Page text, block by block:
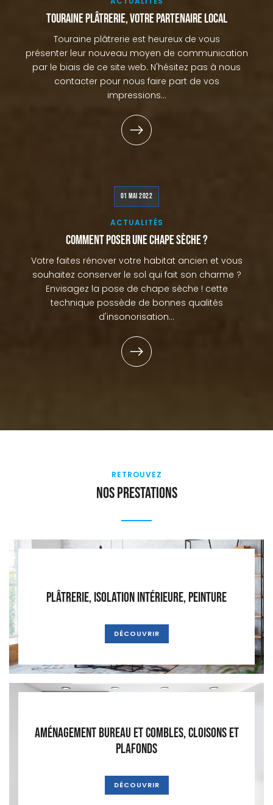
Touraine plâtrerie, votre partenaire local
Touraine plâtrerie est heureux de vous
présenter leur nouveau moyen de communication
par le biais de ce site web. N'hésitez pas à nous
contacter pour nous faire part de vos
impressions...
01 MAI 2022
ACTUALITÉS
Comment poser une chape sèche ?
Votre faites rénover votre habitat ancien et vous
souhaitez conserver le sol qui fait son charme ?
Envisagez la pose de chape sèche ! cette
technique possède de bonnes qualités
d'insonorisation...
RETROUVEZ
Nos prestations
Plâtrerie, isolation intérieure, peinture
DÉCOUVRIR
Aménagement bureau et combles, cloisons et
plafonds
DÉCOUVRIR